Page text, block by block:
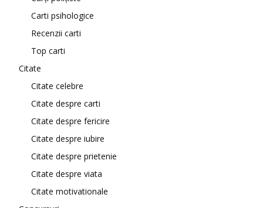
Carti psihologice
Recenzii carti
Top carti
Citate
Citate celebre
Citate despre carti
Citate despre fericire
Citate despre iubire
Citate despre prietenie
Citate despre viata
Citate motivationale